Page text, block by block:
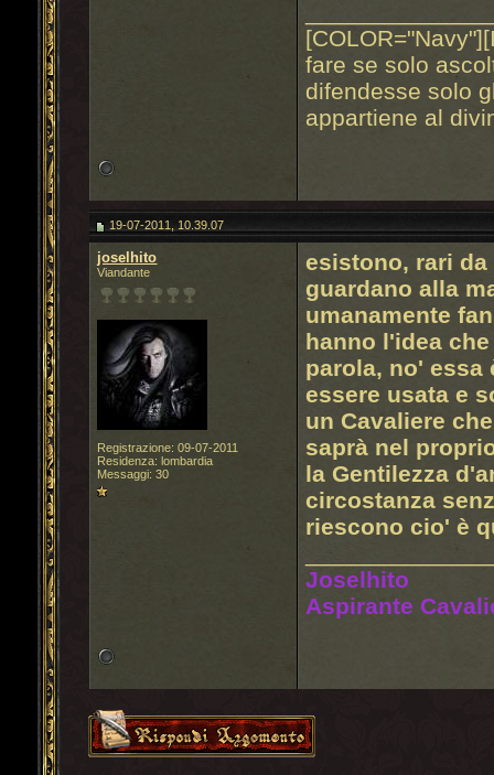
fare se solo
difendesse solo
appartiene al
19-07-2011, 10.39.07
joselhito
Viandante
Registrazione: 09-07-2011
Residenza: lombardia
Messaggi: 30
esistono, rari
guardano alla
umanamente
hanno l'idea
parola, no' essa
essere usata e
un Cavaliere
saprà nel
la Gentilezza
circostanza
riescono cio' è
Joselhito
Aspirante